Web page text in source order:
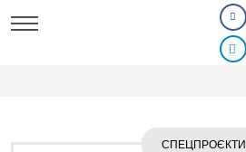
СПЕЦПРОЄКТИ